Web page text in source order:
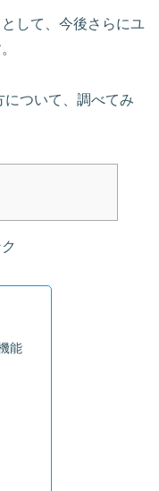
して、今後さらにユ
ついて、調べてみ
能